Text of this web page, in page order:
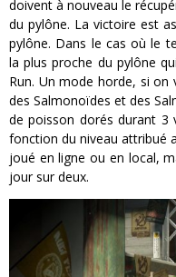
doivent à nouveau le
du pylône. La victoire est
pylône. Dans le cas où le
la plus proche du pylône
Run. Un mode horde, si on
des Salmonoïdes et des
de poisson dorés durant 3
fonction du niveau attribué
joué en ligne ou en local,
jour sur deux.